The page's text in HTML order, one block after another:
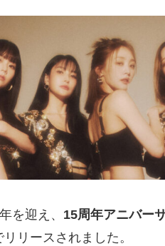
を迎え、 15周年アニバー
リースされました。